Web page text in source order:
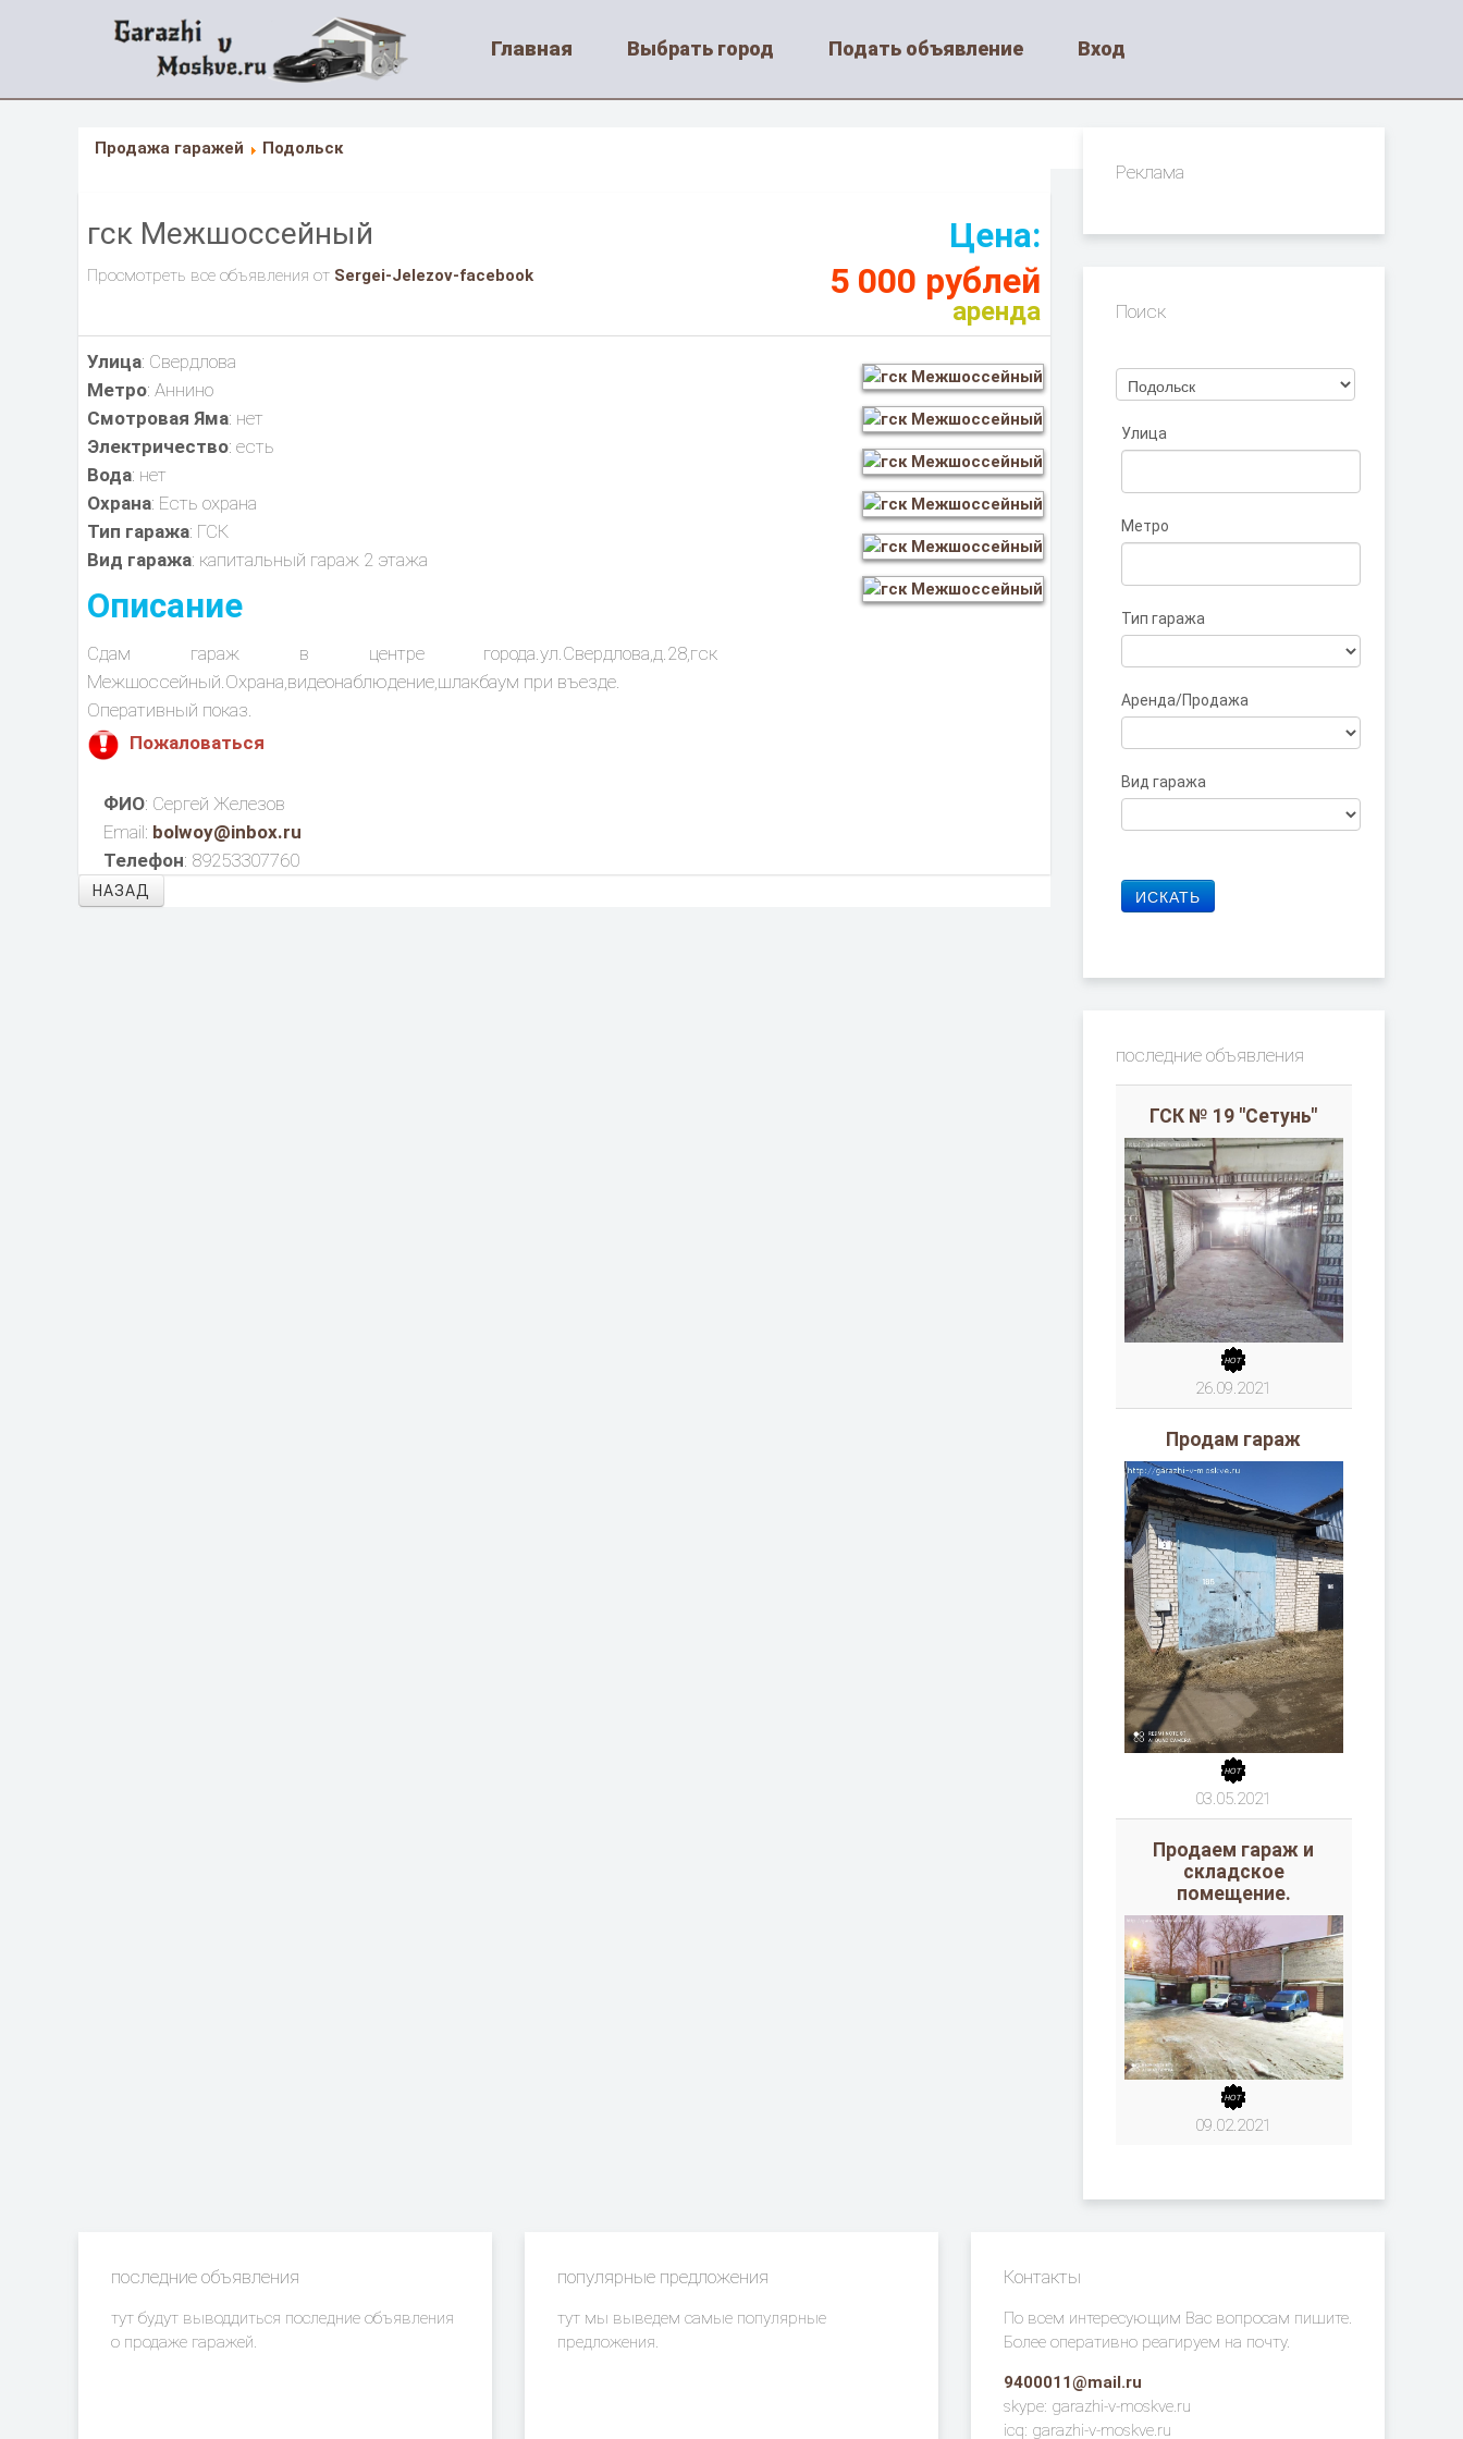
Главная Выбрать город Подать объявление Вход
Продажа гаражей Подольск
гск Межшоссейный
Просмотреть все объявления от Sergei-Jelezov-facebook
Цена:
5 000 рублей
аренда
Улица: Свердлова
Метро: Аннино
Смотровая Яма: нет
Электричество: есть
Вода: нет
Охрана: Есть охрана
Тип гаража: ГСК
Вид гаража: капитальный гараж 2 этажа
Описание
Сдам гараж в центре города.ул.Свердлова,д.28,гск
Межшоссейный.Охрана,видеонаблюдение,шлакбаум при въезде.
Оперативный показ.
Пожаловаться
ФИО: Сергей Железов
Email: bolwoy@inbox.ru
Телефон: 89253307760
НАЗАД
Реклама
Поиск
Улица
Метро
Тип гаража
Аренда/Продажа
Вид гаража
последние объявления
ГСК № 19 "Сетунь"
26.09.2021
Продам гараж
03.05.2021
Продаем гараж и
складское
помещение.
09.02.2021
последние объявления
тут будут выводдиться последние объявления
о продаже гаражей.
популярные предложения
тут мы выведем самые популярные
предложения.
Контакты
По всем интересующим Вас вопросам пишите.
Более оперативно реагируем на почту.
9400011@mail.ru
skype: garazhi-v-moskve.ru
icq: garazhi-v-moskve.ru